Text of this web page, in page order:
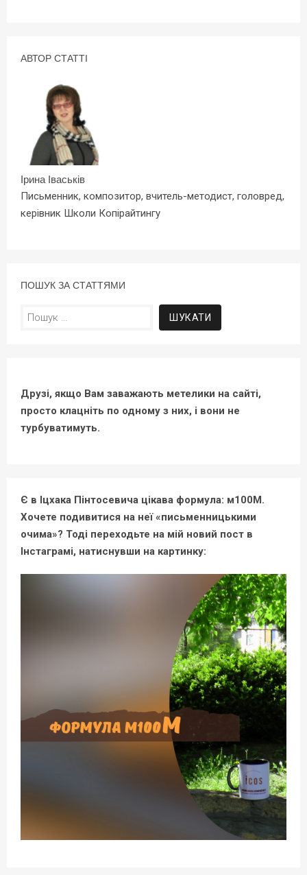
АВТОР СТАТТІ
Ірина Іваськів
Письменник, композитор, вчитель-методист, головред,
керівник Школи Копірайтингу
ПОШУК ЗА СТАТТЯМИ
Пошук:
Друзі, якщо Вам заважають метелики на сайті,
просто клацніть по одному з них, і вони не
турбуватимуть.
Є в Іцхака Пінтосевича цікава формула: м100М.
Хочете подивитися на неї «письменницькими
очима»? Тоді переходьте на мій новий пост в
Інстаграмі, натиснувши на картинку: